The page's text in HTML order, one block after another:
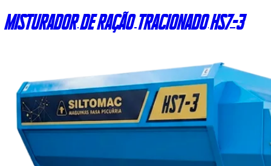
Misturador de ração tracionado HS7-3